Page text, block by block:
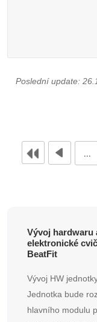
Poslední update:
…
Vývoj hardwaru
elektronické
BeatFit
Vývoj HW
Jednotka bude
hlavního modulu